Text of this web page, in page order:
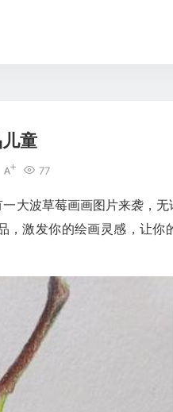
童
77
大波草莓画画图片来袭，
激发你的绘画灵感，让你